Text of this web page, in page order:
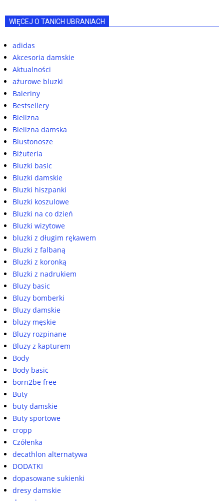
WIĘCEJ O TANICH UBRANIACH
adidas
Akcesoria damskie
Aktualności
ażurowe bluzki
Baleriny
Bestsellery
Bielizna
Bielizna damska
Biustonosze
Biżuteria
Bluzki basic
Bluzki damskie
Bluzki hiszpanki
Bluzki koszulowe
Bluzki na co dzień
Bluzki wizytowe
bluzki z długim rękawem
Bluzki z falbaną
Bluzki z koronką
Bluzki z nadrukiem
Bluzy basic
Bluzy bomberki
Bluzy damskie
bluzy męskie
Bluzy rozpinane
Bluzy z kapturem
Body
Body basic
born2be free
Buty
buty damskie
Buty sportowe
cropp
Czółenka
decathlon alternatywa
DODATKI
dopasowane sukienki
dresy damskie